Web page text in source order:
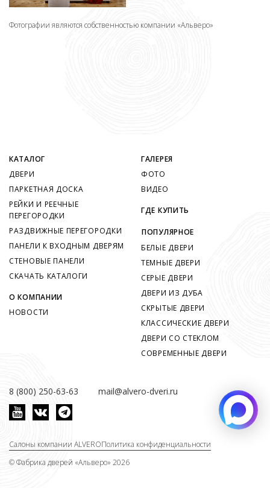
Фотографии являются собственностью компании «Альверо»
8 (800) 250-63-63 mail@alvero-dveri.ru
КАТАЛОГ
ДВЕРИ
ПАРКЕТНАЯ ДОСКА
РЕЙКИ И РЕЕЧНЫЕ
ПЕРЕГОРОДКИ
РАЗДВИЖНЫЕ ПЕРЕГОРОДКИ
ПАНЕЛИ К ВХОДНЫМ ДВЕРЯМ
СТЕНОВЫЕ ПАНЕЛИ
СКАЧАТЬ КАТАЛОГИ
О КОМПАНИИ
НОВОСТИ
ГАЛЕРЕЯ
ФОТО
ВИДЕО
ГДЕ КУПИТЬ
ПОПУЛЯРНОЕ
БЕЛЫЕ ДВЕРИ
ТЕМНЫЕ ДВЕРИ
СЕРЫЕ ДВЕРИ
ДВЕРИ ИЗ ДУБА
СКРЫТЫЕ ДВЕРИ
КЛАССИЧЕСКИЕ ДВЕРИ
ДВЕРИ СО СТЕКЛОМ
СОВРЕМЕННЫЕ ДВЕРИ
©Фабрика дверей «Альверо» 2026
Салоны компании ALVEROПолитика конфиденциальности